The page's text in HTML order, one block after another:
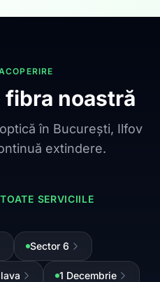
fibra noastră
în București, Ilfov
extindere.
SERVICIILE
Sector 6
1 Decembrie